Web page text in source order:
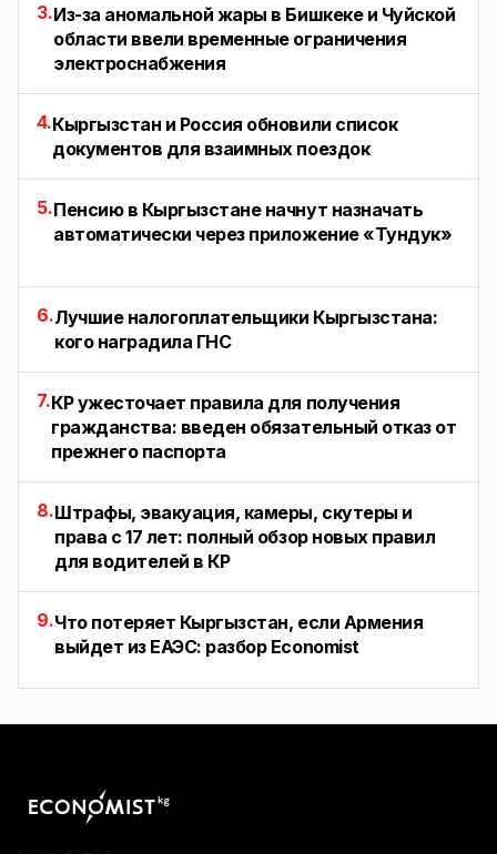
3.Из-за аномальной жары в Бишкеке и Чуйской
области ввели временные ограничения
электроснабжения
4.Кыргызстан и Россия обновили список
документов для взаимных поездок
5.Пенсию в Кыргызстане начнут назначать
автоматически через приложение «Тундук»
6.Лучшие налогоплательщики Кыргызстана:
кого наградила ГНС
7.КР ужесточает правила для получения
гражданства: введен обязательный отказ от
прежнего паспорта
8.Штрафы, эвакуация, камеры, скутеры и
права с 17 лет: полный обзор новых правил
для водителей в КР
9.Что потеряет Кыргызстан, если Армения
выйдет из ЕАЭС: разбор Economist